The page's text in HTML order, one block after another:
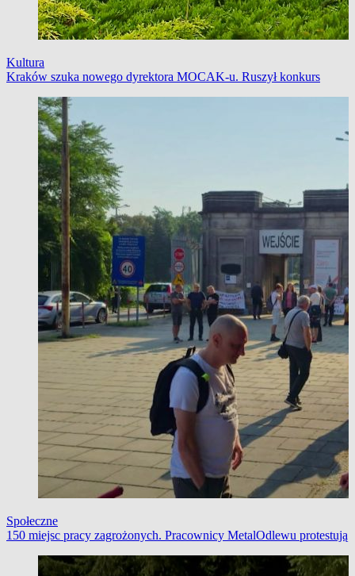
Kultura
Kraków szuka nowego dyrektora MOCAK-u. Ruszył konkurs
Społeczne
150 miejsc pracy zagrożonych. Pracownicy MetalOdlewu protestują